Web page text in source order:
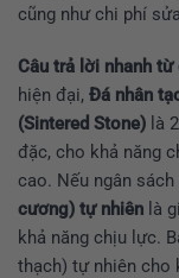
cũng như chi phí
Câu trả lời nhanh từ
hiện đại, Đá nhân
(Sintered Stone) là
đặc, cho khả năng
cao. Nếu ngân
cương) tự nhiên là
khả năng chịu lực.
thạch) tự nhiên cho